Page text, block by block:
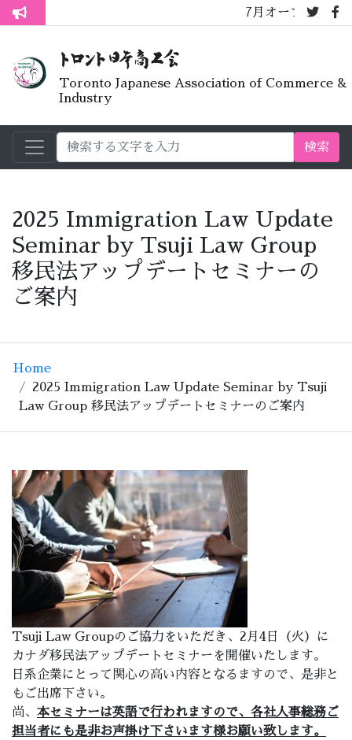
トロント生活不安疑問質問懇談会
7月オープンライブラリー
Toronto Japanese Association of Commerce &
Industry
検索
2025 Immigration Law Update
Seminar by Tsuji Law Group
移民法アップデートセミナーの
ご案内
Home
2025 Immigration Law Update Seminar by Tsuji
Law Group 移民法アップデートセミナーのご案内
Tsuji Law Groupのご協力をいただき、2月4日（火）に
カナダ移民法アップデートセミナーを開催いたします。
日系企業にとって関心の高い内容となるますので、是非と
もご出席下さい。
尚、 本セミナーは英語で行われますので、各社人事総務ご
担当者にも是非お声掛け下さいます様お願い致します。